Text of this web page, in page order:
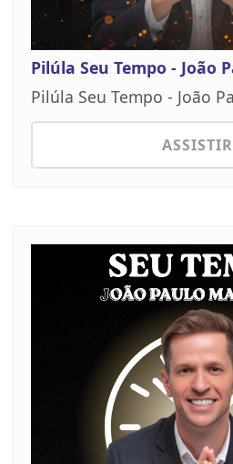
Pilúla Seu Tempo - João
Pilúla Seu Tempo - João
ASSISTIR